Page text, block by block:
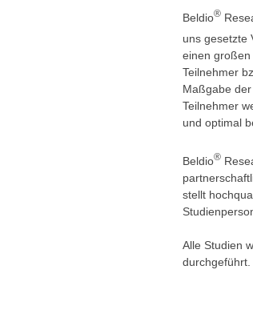
Beldio®
uns gesetzte
einen
Teilnehmer
Maßgabe
Teilnehmer
und optimal
Beldio®
stellt
Alle Studien
durchgeführt.